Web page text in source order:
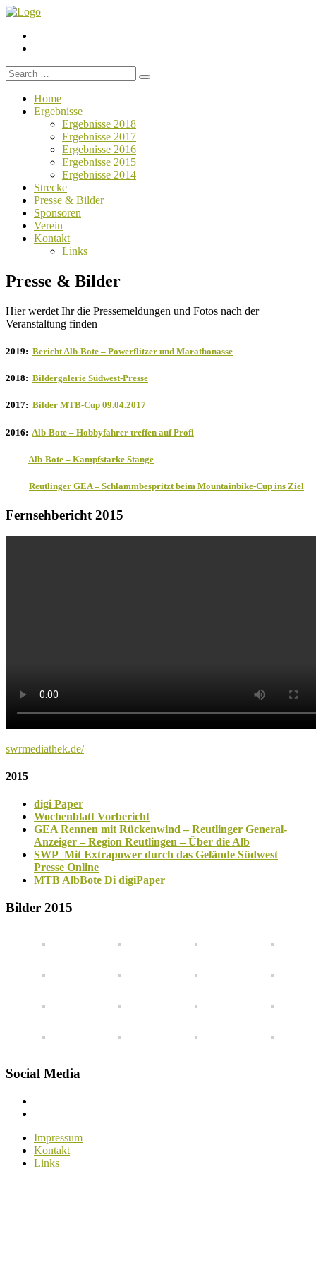
Search
for:
Home
Ergebnisse
Ergebnisse 2018
Ergebnisse 2017
Ergebnisse 2016
Ergebnisse 2015
Ergebnisse 2014
Strecke
Presse & Bilder
Sponsoren
Verein
Kontakt
Links
Presse & Bilder
Hier werdet Ihr die Pressemeldungen und Fotos nach der
Veranstaltung finden
2019: Bericht Alb-Bote – Powerflitzer und Marathonasse
2018: Bildergalerie Südwest-Presse
2017: Bilder MTB-Cup 09.04.2017
2016: Alb-Bote – Hobbyfahrer treffen auf Profi
Alb-Bote – Kampfstarke Stange
Reutlinger GEA – Schlammbespritzt beim Mountainbike-Cup ins Ziel
Fernsehbericht 2015
swrmediathek.de/
2015
digi Paper
Wochenblatt Vorbericht
GEA Rennen mit Rückenwind – Reutlinger General-
Anzeiger – Region Reutlingen – Über die Alb
SWP_Mit Extrapower durch das Gelände Südwest
Presse Online
MTB AlbBote Di digiPaper
Bilder 2015
Social Media
Impressum
Kontakt
Links